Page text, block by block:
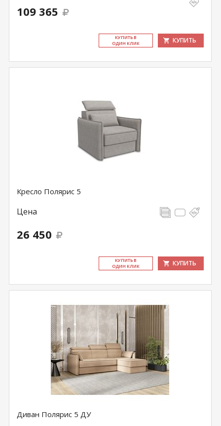
109 365
КУ­ПИТЬ В
ОДИН КЛИК
КУПИТЬ
Кресло Полярис 5
Цена
26 450
КУ­ПИТЬ В
ОДИН КЛИК
КУПИТЬ
Диван Полярис 5 ДУ